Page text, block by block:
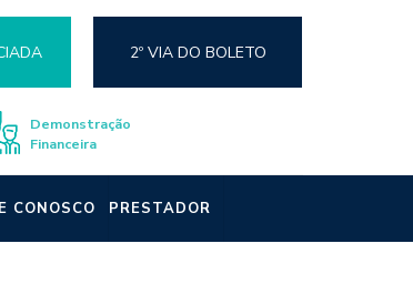
2º VIA DO BOLETO
Demonstração
Financeira
CONOSCO PRESTADOR